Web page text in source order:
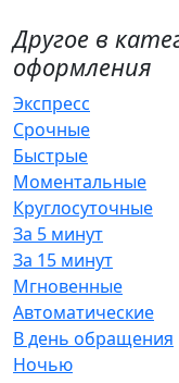
Другое в
оформления
Экспресс
Срочные
Быстрые
Моментальные
Круглосуточные
За 5 минут
За 15 минут
Мгновенные
Автоматические
В день обращения
Ночью